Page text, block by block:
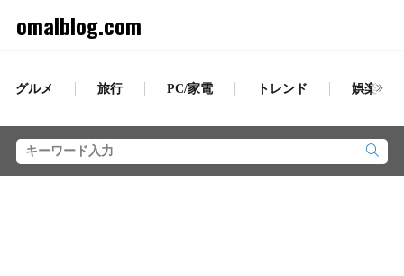
omalblog.com
グルメ 旅行 PC/家電 トレンド 娯楽